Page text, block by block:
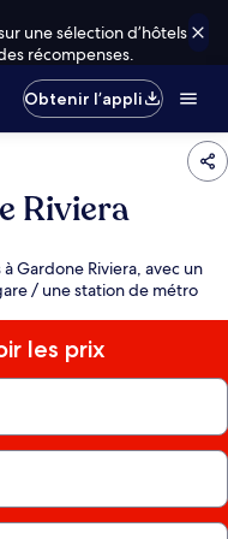
une sélection d’hôtels
récompenses.
Obtenir l’appli
Riviera
Gardone Riviera, avec un
/ une station de métro
les prix